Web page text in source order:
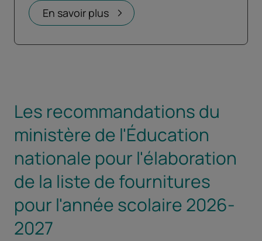
En savoir plus
Ouvrir dans un nouvel onglet
Les recommandations du
ministère de l'Éducation
nationale pour l'élaboration
de la liste de fournitures
pour l'année scolaire 2026-
2027